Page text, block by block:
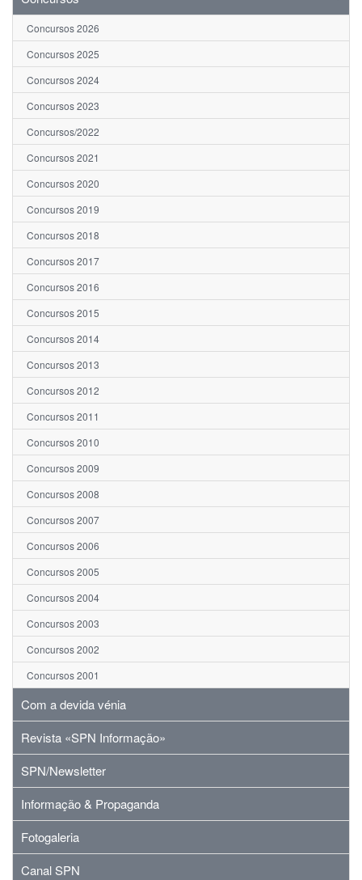
Concursos 2026
Concursos 2025
Concursos 2024
Concursos 2023
Concursos/2022
Concursos 2021
Concursos 2020
Concursos 2019
Concursos 2018
Concursos 2017
Concursos 2016
Concursos 2015
Concursos 2014
Concursos 2013
Concursos 2012
Concursos 2011
Concursos 2010
Concursos 2009
Concursos 2008
Concursos 2007
Concursos 2006
Concursos 2005
Concursos 2004
Concursos 2003
Concursos 2002
Concursos 2001
Com a devida vénia
Revista «SPN Informação»
SPN/Newsletter
Informação & Propaganda
Fotogaleria
Canal SPN